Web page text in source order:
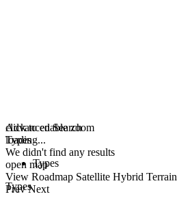
click to enable zoom
loading...
We didn't find any results
open map
View Roadmap Satellite Hybrid Terrain
Prev Next
Advanced Search
Types
Types
Types